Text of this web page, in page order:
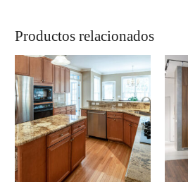
Productos relacionados